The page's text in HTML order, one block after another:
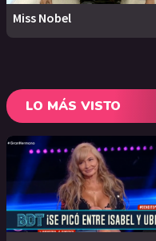
Miss Nobel
LO MÁS VISTO